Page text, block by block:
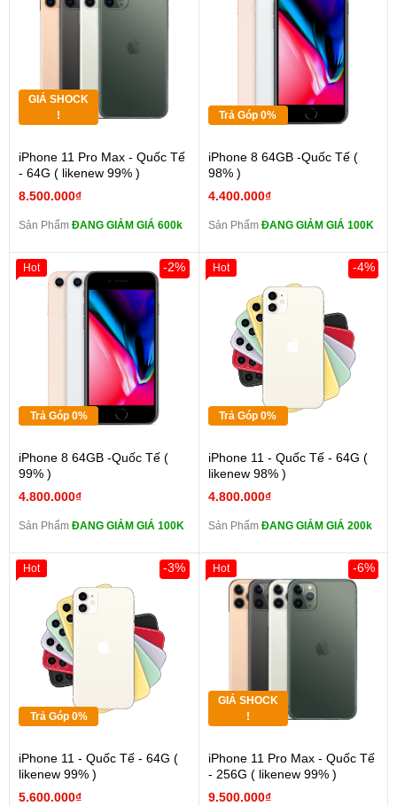
GIÁ SHOCK
!
iPhone 11 Pro Max - Quốc Tế
- 64G ( likenew 99% )
8.500.000₫
Sản Phẩm ĐANG GIẢM GIÁ 600k
Trả Góp 0%
iPhone 8 64GB -Quốc Tế (
98% )
4.400.000₫
Sản Phẩm ĐANG GIẢM GIÁ 100K
Trả Góp 0%
iPhone 8 64GB -Quốc Tế (
99% )
4.800.000₫
-2%
Sản Phẩm ĐANG GIẢM GIÁ 100K
Hot
Trả Góp 0%
iPhone 11 - Quốc Tế - 64G (
likenew 98% )
4.800.000₫
-4%
Sản Phẩm ĐANG GIẢM GIÁ 200k
Hot
Trả Góp 0%
iPhone 11 - Quốc Tế - 64G (
likenew 99% )
5.600.000₫
-3%
Hot
GIÁ SHOCK
!
iPhone 11 Pro Max - Quốc Tế
- 256G ( likenew 99% )
9.500.000₫
-6%
Hot